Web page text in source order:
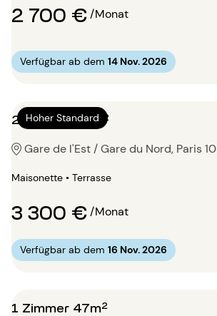
2 700 €/Monat
Verfügbar ab dem 14 Nov. 2026
Hoher Standard
2 Zimmer 89m²
Gare de l'Est / Gare du Nord, Paris 10
Maisonette • Terrasse
3 300 €/Monat
Verfügbar ab dem 16 Nov. 2026
1 Zimmer 47m²